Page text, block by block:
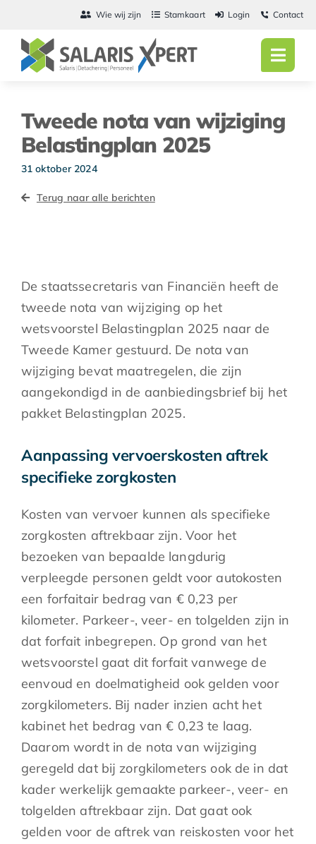
inhoud
Wie wij zijn Stamkaart Login Contact
Actueel
Tweede nota van wijziging
Belastingplan 2025
31 oktober 2024
Terug naar alle berichten
De staatssecretaris van Financiën heeft de
tweede nota van wijziging op het
wetsvoorstel Belastingplan 2025 naar de
Tweede Kamer gestuurd. De nota van
wijziging bevat maatregelen, die zijn
aangekondigd in de aanbiedingsbrief bij het
pakket Belastingplan 2025.
Aanpassing vervoerskosten aftrek
specifieke zorgkosten
Kosten van vervoer kunnen als specifieke
zorgkosten aftrekbaar zijn. Voor het
bezoeken van bepaalde langdurig
verpleegde personen geldt voor autokosten
een forfaitair bedrag van € 0,23 per
kilometer. Parkeer-, veer- en tolgelden zijn in
dat forfait inbegrepen. Op grond van het
wetsvoorstel gaat dit forfait vanwege de
eenvoud en doelmatigheid ook gelden voor
zorgkilometers. Bij nader inzien acht het
kabinet het bedrag van € 0,23 te laag.
Daarom wordt in de nota van wijziging
geregeld dat bij zorgkilometers ook de in dat
kader werkelijk gemaakte parkeer-, veer- en
tolgelden aftrekbaar zijn. Dat gaat ook
gelden voor de aftrek van reiskosten voor het